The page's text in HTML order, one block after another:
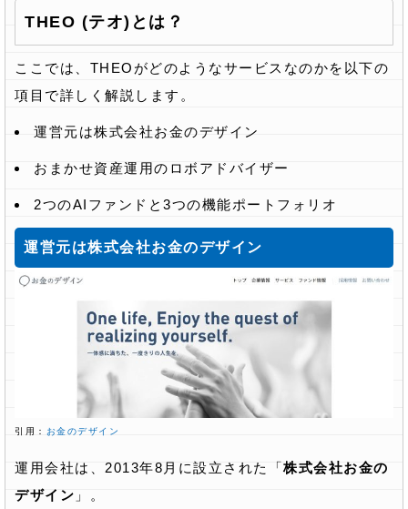
THEO (テオ)とは？
ここでは、THEOがどのようなサービスなのかを以下の
項目で詳しく解説します。
運営元は株式会社お金のデザイン
おまかせ資産運用のロボアドバイザー
2つのAIファンドと3つの機能ポートフォリオ
運営元は株式会社お金のデザイン
引用： お金のデザイン
運用会社は、2013年8月に設立された「株式会社お金の
デザイン 」。